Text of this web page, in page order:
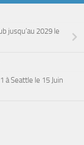
jusqu’au 2029 le
à Seattle le 15 Juin